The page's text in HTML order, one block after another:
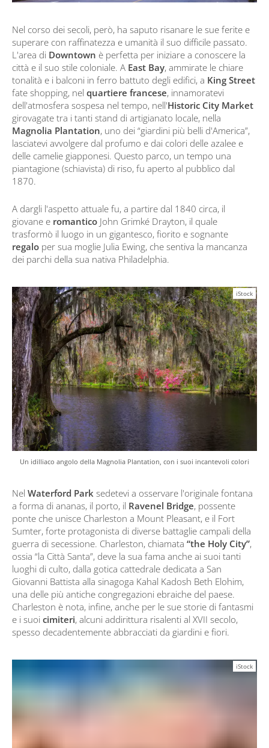
Nel corso dei secoli, però, ha saputo risanare le sue ferite e
superare con raffinatezza e umanità il suo difficile passato.
L'area di Downtown è perfetta per iniziare a conoscere la
città e il suo stile coloniale. A East Bay, ammirate le chiare
tonalità e i balconi in ferro battuto degli edifici, a King Street
fate shopping, nel quartiere francese, innamoratevi
dell'atmosfera sospesa nel tempo, nell'Historic City Market
girovagate tra i tanti stand di artigianato locale, nella
Magnolia Plantation, uno dei “giardini più belli d'America”,
lasciatevi avvolgere dal profumo e dai colori delle azalee e
delle camelie giapponesi. Questo parco, un tempo una
piantagione (schiavista) di riso, fu aperto al pubblico dal
1870.
A dargli l'aspetto attuale fu, a partire dal 1840 circa, il
giovane e romantico John Grimké Drayton, il quale
trasformò il luogo in un gigantesco, fiorito e sognante
regalo per sua moglie Julia Ewing, che sentiva la mancanza
dei parchi della sua nativa Philadelphia.
iStock
Un idilliaco angolo della Magnolia Plantation, con i suoi incantevoli colori
Nel Waterford Park sedetevi a osservare l'originale fontana
a forma di ananas, il porto, il Ravenel Bridge, possente
ponte che unisce Charleston a Mount Pleasant, e il Fort
Sumter, forte protagonista di diverse battaglie campali della
guerra di secessione. Charleston, chiamata “the Holy City”,
ossia “la Città Santa”, deve la sua fama anche ai suoi tanti
luoghi di culto, dalla gotica cattedrale dedicata a San
Giovanni Battista alla sinagoga Kahal Kadosh Beth Elohim,
una delle più antiche congregazioni ebraiche del paese.
Charleston è nota, infine, anche per le sue storie di fantasmi
e i suoi cimiteri, alcuni addirittura risalenti al XVII secolo,
spesso decadentemente abbracciati da giardini e fiori.
iStock